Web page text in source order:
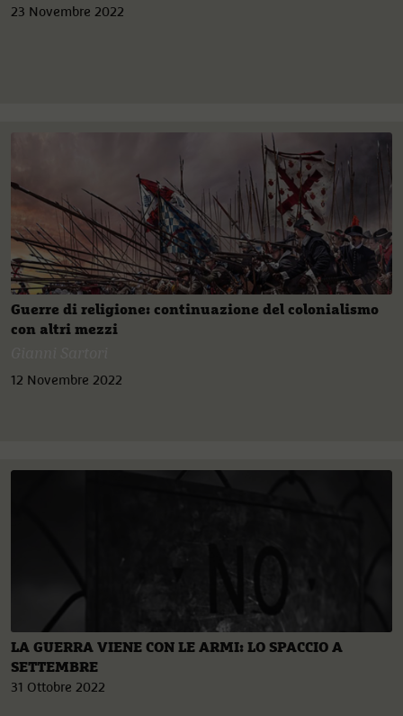
23 Novembre 2022
Guerre di religione: continuazione del colonialismo
con altri mezzi
12 Novembre 2022
LA GUERRA VIENE CON LE ARMI: LO SPACCIO A
SETTEMBRE
31 Ottobre 2022